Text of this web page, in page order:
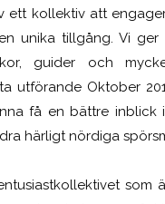
ett kollektiv att
unika tillgång. Vi ger
guider och
utförande Oktober
få en bättre inblick
härligt nördiga
som